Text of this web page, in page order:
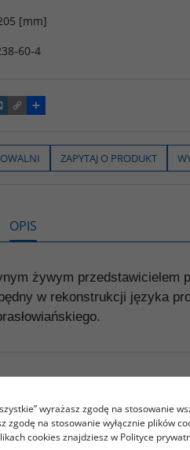
[mm]
60-4
C
o
y
L
i
P
o
z
i
e
ę
ZAPYTAJ O PRODUKT
OPIS
żywym przedstawicielem
w rekonstrukcji języka
kupili także:
G336
wyrażasz zgodę na stosowanie
na stosowanie wyłącznie plików
cookies znajdziesz w Polityce